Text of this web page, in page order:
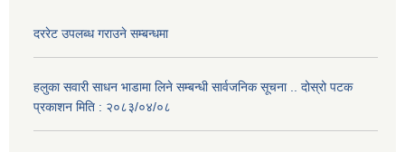
दररेट उपलब्ध गराउने सम्बन्धमा
हलुका सवारी साधन भाडामा लिने सम्बन्धी सार्वजनिक सूचना .. दोस्रो पटक
प्रकाशन मिति : २०८३/०४/०८